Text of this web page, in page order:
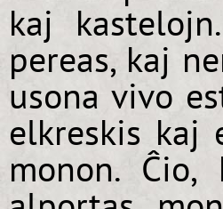
kaj
pereas, kaj
usona vivo
elkreskis
monon.